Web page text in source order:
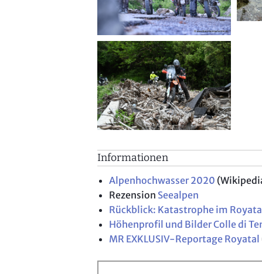
Informationen
Alpenhochwasser 2020
Rezension Seealpen
Rückblick: Katastrophe im Royatal
Höhenprofil und Bilder Colle di
MR EXKLUSIV-Reportage Royatal